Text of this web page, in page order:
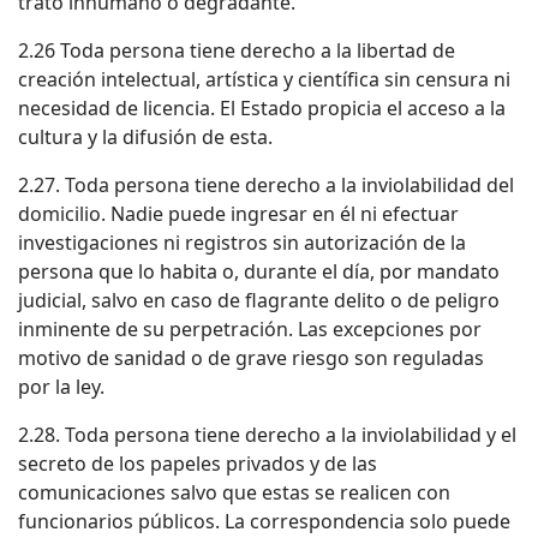
2.26 Toda persona tiene derecho a la libertad de
creación intelectual, artística y científica sin censura ni
necesidad de licencia. El Estado propicia el acceso a la
cultura y la difusión de esta.
2.27. Toda persona tiene derecho a la inviolabilidad del
domicilio. Nadie puede ingresar en él ni efectuar
investigaciones ni registros sin autorización de la
persona que lo habita o, durante el día, por mandato
judicial, salvo en caso de flagrante delito o de peligro
inminente de su perpetración. Las excepciones por
motivo de sanidad o de grave riesgo son reguladas
por la ley.
2.28. Toda persona tiene derecho a la inviolabilidad y el
secreto de los papeles privados y de las
comunicaciones salvo que estas se realicen con
funcionarios públicos. La correspondencia solo puede